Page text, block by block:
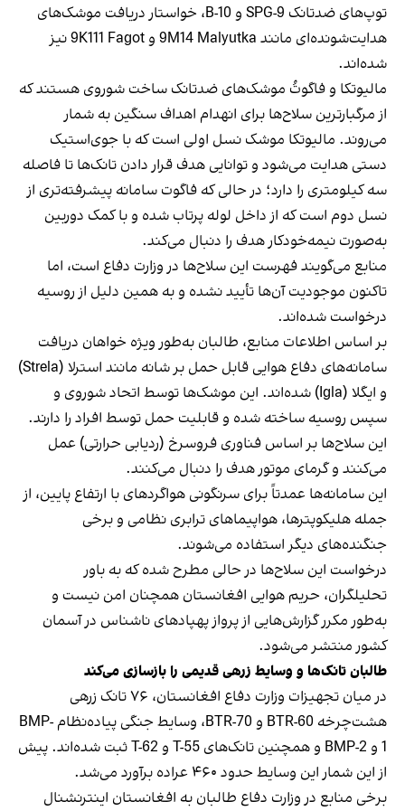
توپ‌های ضدتانک SPG-9 و B-10، خواستار دریافت موشک‌های
هدایت‌شونده‌ای مانند 9M14 Malyutka و 9K111 Fagot نیز
شده‌اند.
مالیوتکا و فاگوتُ موشک‌های ضدتانک ساخت شوروی هستند که
از مرگبارترین سلاح‌ها برای انهدام اهداف سنگین به شمار
می‌روند. مالیوتکا موشک نسل اولی است که با جوی‌استیک
دستی هدایت می‌شود و توانایی هدف قرار دادن تانک‌ها تا فاصله
سه کیلومتری را دارد؛ در حالی که فاگوت سامانه پیشرفته‌تری از
نسل دوم است که از داخل لوله پرتاب شده و با کمک دوربین
به‌صورت نیمه‌خودکار هدف را دنبال می‌کند.
منابع می‌گویند فهرست این سلاح‌ها در وزارت دفاع است، اما
تاکنون موجودیت آن‌ها تأیید نشده و به همین دلیل از روسیه
درخواست شده‌اند.
بر اساس اطلاعات منابع، طالبان به‌طور ویژه خواهان دریافت
سامانه‌های دفاع هوایی قابل حمل بر شانه مانند استرلا (Strela)
و ایگلا (Igla) شده‌اند. این موشک‌ها توسط اتحاد شوروی و
سپس روسیه ساخته شده و قابلیت حمل توسط افراد را دارند.
این سلاح‌ها بر اساس فناوری فروسرخ (ردیابی حرارتی) عمل
می‌کنند و گرمای موتور هدف را دنبال می‌کنند.
این سامانه‌ها عمدتاً برای سرنگونی هواگردهای با ارتفاع پایین، از
جمله هلیکوپترها، هواپیماهای ترابری نظامی و برخی
جنگنده‌های دیگر استفاده می‌شوند.
درخواست این سلاح‌ها در حالی مطرح شده که به باور
تحلیلگران، حریم هوایی افغانستان همچنان امن نیست و
به‌طور مکرر گزارش‌هایی از پرواز پهپادهای ناشناس در آسمان
کشور منتشر می‌شود.
طالبان تانک‌ها و وسایط زرهی قدیمی را بازسازی می‌کند
در میان تجهیزات وزارت دفاع افغانستان، ۷۶ تانک زرهی
هشت‌چرخه BTR-60 و BTR-70، وسایط جنگی پیاده‌نظام BMP-
1 و BMP-2 و همچنین تانک‌های T-55 و T-62 ثبت شده‌اند. پیش
از این شمار این وسایط حدود ۴۶۰ عراده برآورد می‌شد.
برخی منابع در وزارت دفاع طالبان به افغانستان اینترنشنال